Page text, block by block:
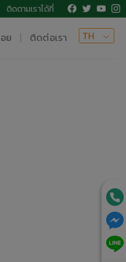
ติดตามเราได้ที่
ย ติดต่อเรา TH